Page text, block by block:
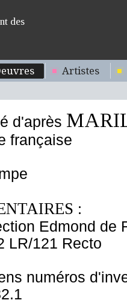
des
Artistes
d'après
française
:
Edmond de
LR/121 Recto
numéros